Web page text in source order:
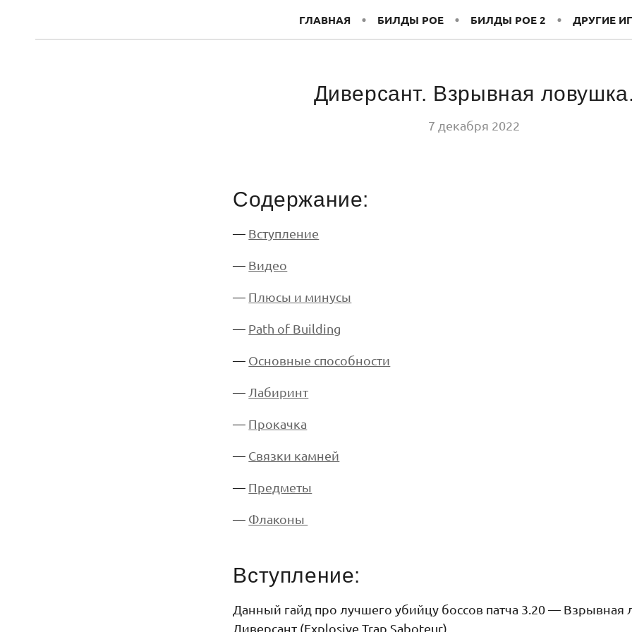
ГЛАВНАЯ БИЛДЫ POE БИЛДЫ POE 2 ДРУГИЕ
Диверсант. Взрывная ловушка.
7 декабря 2022
Содержание:
— Вступление
— Видео
— Плюсы и минусы
— Path of Building
— Основные способности
— Лабиринт
— Прокачка
— Связки камней
— Предметы
— Флаконы
Вступление:
Данный гайд про лучшего убийцу боссов патча 3.20 — Взрывная
Диверсант (Explosive Trap Saboteur).